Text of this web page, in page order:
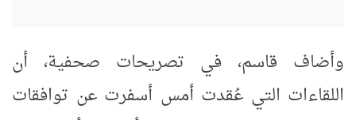
وأضاف قاسم، في تصريحات صحفية، أن
اللقاءات التي عُقدت أمس أسفرت عن توافقات